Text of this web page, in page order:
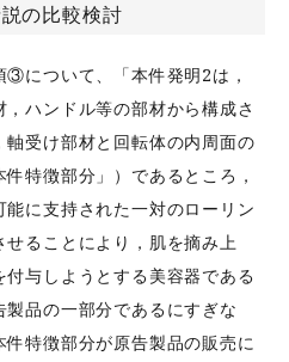
の比較検討
について、「本件発明2は，
ハンドル等の部材から構成さ
受け部材と回転体の内周面の
特徴部分」）であるところ，
に支持された一対のローリン
ることにより，肌を摘み上
与しようとする美容器である
品の一部分であるにすぎな
特徴部分が原告製品の販売に